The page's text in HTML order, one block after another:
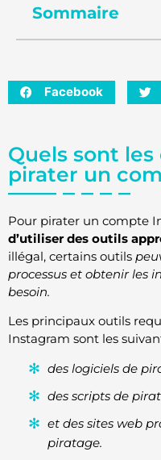
Sommaire
Facebook
Quels sont
pirater un
Pour pirater un compte
d’utiliser des outils
illégal, certains outils
processus et obtenir les
besoin.
Les principaux outils
Instagram sont les
des logiciels de
des scripts de
et des sites web
piratage.